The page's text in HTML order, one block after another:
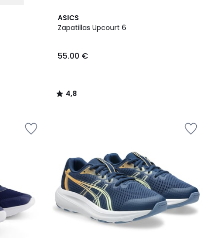
ASICS
Zapatillas Upcourt 6
55.00 €
4,8
/ 5
4,8
/